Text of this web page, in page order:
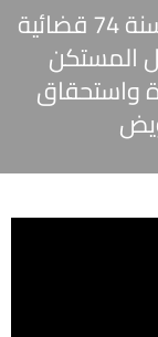
حكم محكمة النقض رقم 7887 لسنة 74 قضائية
المستكن
واستحقاق